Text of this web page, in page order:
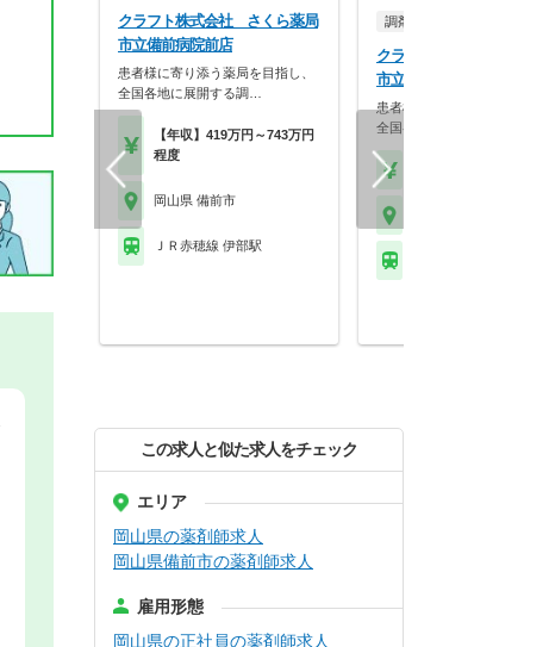
クラフト株式会社 さくら薬局
市立備前病院前店
患者様に寄り添う薬局を目指し、
全国各地に展開する調…
【年収】419万円～743万円
程度
岡山県 備前市
ＪＲ赤穂線 伊部駅
調剤薬局
クラフト株式会社 さく
市立備前病院前店
患者様に寄り添う薬局を目指
全国各地に展開する調…
この求人と似た求人をチェック
エリア
岡山県の薬剤師求人
岡山県備前市の薬剤師求人
雇用形態
岡山県の正社員の薬剤師求人